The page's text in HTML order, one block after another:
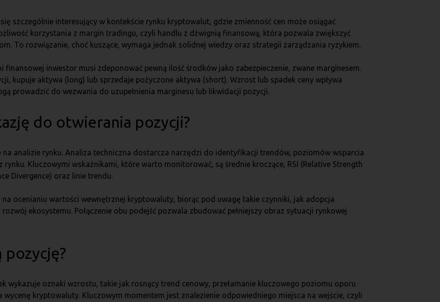
szczególnie interesujący w kontekście rynku kryptowalut, gdzie zmienność cen może osiągać
korzystania z margin tradingu, czyli handlu z dźwignią finansową, która pozwala zwiększyć
To rozwiązanie, choć kuszące, wymaga jednak solidnej wiedzy oraz strategii zarządzania ryzykiem.
inwestor musi zdeponować pewną ilość środków jako zabezpieczenie, zwane marginesem.
kupuje aktywa (long) lub sprzedaje pożyczone aktywa (short). Wzrost lub spadek ceny wpływa
prowadzić do wezwania do uzupełnienia marginesu lub likwidacji pozycji.
do otwierania pozycji?
na analizie rynku. Analiza techniczna dostarcza narzędzi do identyfikacji trendów, poziomów wsparcia
Kluczowymi wskaźnikami, które warto monitorować, są średnie kroczące, RSI (Relative Strength
Divergence) oraz linie trendu.
ocenianiu wartości wewnętrznej kryptowaluty, biorąc pod uwagę takie czynniki, jak adopcja
ekosystemu. Połączenie obu podejść pozwala zbudować pełniejszy obraz sytuacji rynkowej
pozycję?
wykazuje oznaki wzrostu, takie jak rosnący trend cenowy, przełamanie kluczowego poziomu oporu
wycenę kryptowaluty. Kluczowym momentem jest znalezienie odpowiedniego miejsca na wejście, czyli